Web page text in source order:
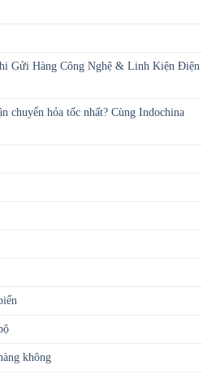
Gửi Hàng Công Nghệ & Linh Kiện Điện
chuyển hỏa tốc nhất? Cùng Indochina
không